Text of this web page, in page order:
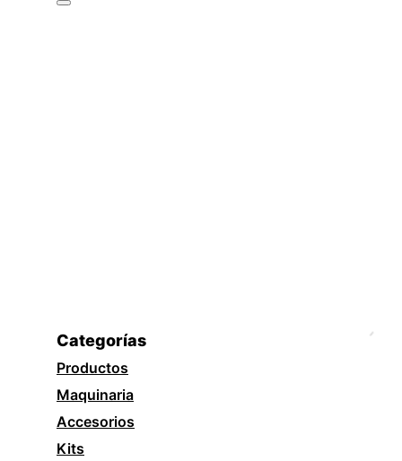
Categorías
Productos
Maquinaria
Accesorios
Kits